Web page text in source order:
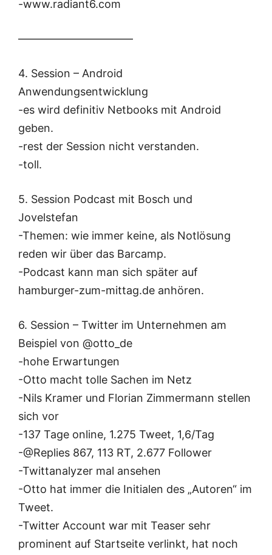
-www.radiant6.com
——————————–
4. Session – Android
Anwendungsentwicklung
-es wird definitiv Netbooks mit Android
geben.
-rest der Session nicht verstanden.
-toll.
5. Session Podcast mit Bosch und
Jovelstefan
-Themen: wie immer keine, als Notlösung
reden wir über das Barcamp.
-Podcast kann man sich später auf
hamburger-zum-mittag.de anhören.
6. Session – Twitter im Unternehmen am
Beispiel von @otto_de
-hohe Erwartungen
-Otto macht tolle Sachen im Netz
-Nils Kramer und Florian Zimmermann stellen
sich vor
-137 Tage online, 1.275 Tweet, 1,6/Tag
-@Replies 867, 113 RT, 2.677 Follower
-Twittanalyzer mal ansehen
-Otto hat immer die Initialen des „Autoren“ im
Tweet.
-Twitter Account war mit Teaser sehr
prominent auf Startseite verlinkt, hat noch